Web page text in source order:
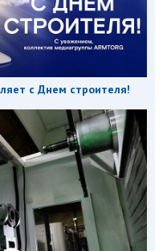
с Днем строителя!